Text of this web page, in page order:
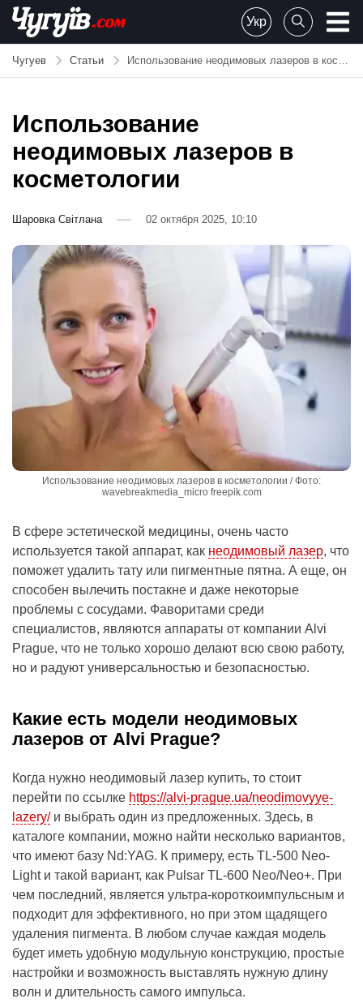
Skip
content
Chuguiv
Укр
Чугуев Статьи Использование неодимовых лазеров в косметологии
Использование
неодимовых лазеров в
косметологии
Шаровка Світлана 02 октября 2025, 10:10
Использование неодимовых лазеров в косметологии / Фото:
wavebreakmedia_micro freepik.com
В сфере эстетической медицины, очень часто
используется такой аппарат, как неодимовый лазер, что
поможет удалить тату или пигментные пятна. А еще, он
способен вылечить постакне и даже некоторые
проблемы с сосудами. Фаворитами среди
специалистов, являются аппараты от компании Alvi
Prague, что не только хорошо делают всю свою работу,
но и радуют универсальностью и безопасностью.
Какие есть модели неодимовых
лазеров от Alvi Prague?
Когда нужно неодимовый лазер купить, то стоит
перейти по ссылке https://alvi-prague.ua/neodimovyye-
lazery/и выбрать один из предложенных. Здесь, в
каталоге компании, можно найти несколько вариантов,
что имеют базу Nd:YAG. К примеру, есть TL-500 Neo-
Light и такой вариант, как Pulsar TL-600 Neo/Neo+. При
чем последний, является ультра-короткоимпульсным и
подходит для эффективного, но при этом щадящего
удаления пигмента. В любом случае каждая модель
будет иметь удобную модульную конструкцию, простые
настройки и возможность выставлять нужную длину
волн и длительность самого импульса.